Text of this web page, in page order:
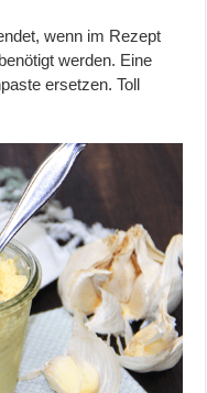
wenn im Rezept
werden. Eine
ersetzen. Toll